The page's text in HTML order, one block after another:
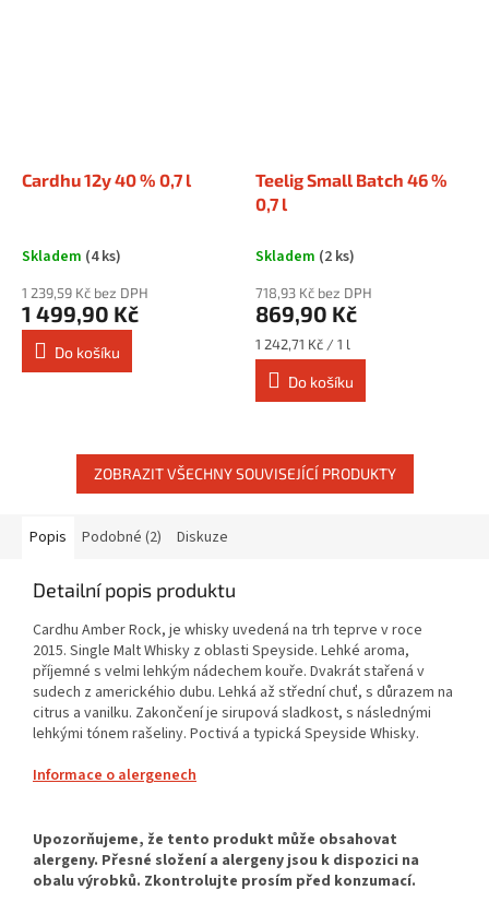
Cardhu 12y 40 % 0,7 l
Skladem (4 ks)
1 239,59 Kč bez DPH
1 499,90 Kč
Do košíku
Teelig Small Batch 46 %
0,7 l
Skladem (2 ks)
718,93 Kč bez DPH
869,90 Kč
Měrná
cena:
1 242,71 Kč / 1 l
Do košíku
ZOBRAZIT VŠECHNY SOUVISEJÍCÍ PRODUKTY
Popis Podobné (2) Diskuze
Detailní popis produktu
Cardhu Amber Rock, je whisky uvedená na trh teprve v roce
2015. Single Malt Whisky z oblasti Speyside. Lehké aroma,
příjemné s velmi lehkým nádechem kouře. Dvakrát stařená v
sudech z americkéhio dubu. Lehká až střední chuť, s důrazem na
citrus a vanilku. Zakončení je sirupová sladkost, s následnými
lehkými tónem rašeliny. Poctivá a typická Speyside Whisky.
Informace o alergenech